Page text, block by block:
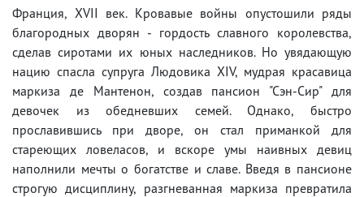
Франция, XVII век. Кровавые войны опустошили ряды
благородных дворян - гордость славного королевства,
сделав сиротами их юных наследников. Но увядающую
нацию спасла супруга Людовика XIV, мудрая красавица
маркиза де Мантенон, создав пансион "Сэн-Сир" для
девочек из обедневших семей. Однако, быстро
прославившись при дворе, он стал приманкой для
стареющих ловеласов, и вскоре умы наивных девиц
наполнили мечты о богатстве и славе. Введя в пансионе
строгую дисциплину, разгневанная маркиза превратила